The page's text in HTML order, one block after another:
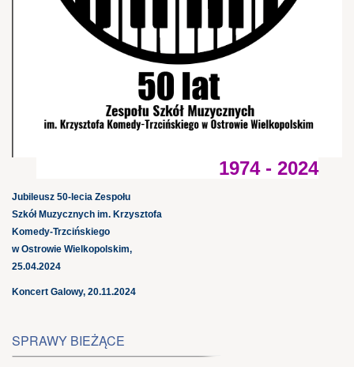
1974 - 2024
Jubileusz 50-lecia Zespołu
Szkół Muzycznych im. Krzysztofa
Komedy-Trzcińskiego
w Ostrowie Wielkopolskim,
25.04.2024
Koncert Galowy, 20.11.2024
SPRAWY BIEŻĄCE